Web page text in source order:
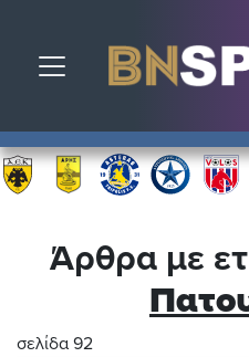
Toggle navigation
Άρθρα με
σελίδα 92